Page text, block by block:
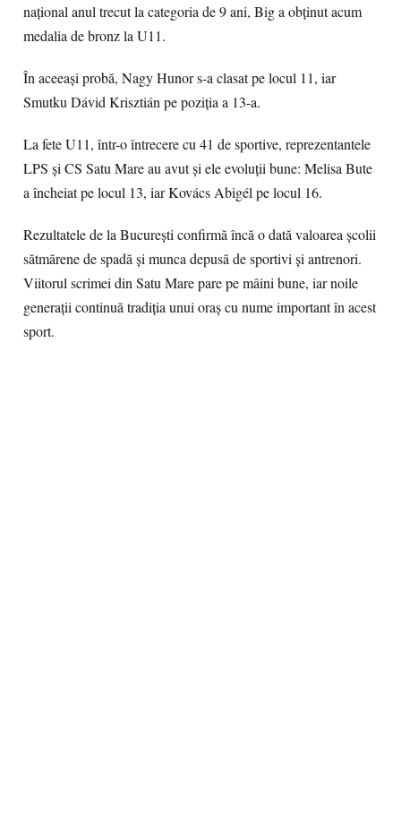
național anul trecut la categoria de 9 ani, Big a obținut acum
medalia de bronz la U11.
În aceeași probă, Nagy Hunor s-a clasat pe locul 11, iar
Smutku Dávid Krisztián pe poziția a 13-a.
La fete U11, într-o întrecere cu 41 de sportive, reprezentantele
LPS și CS Satu Mare au avut și ele evoluții bune: Melisa Bute
a încheiat pe locul 13, iar Kovács Abigél pe locul 16.
Rezultatele de la București confirmă încă o dată valoarea școlii
sătmărene de spadă și munca depusă de sportivi și antrenori.
Viitorul scrimei din Satu Mare pare pe mâini bune, iar noile
generații continuă tradiția unui oraș cu nume important în acest
sport.